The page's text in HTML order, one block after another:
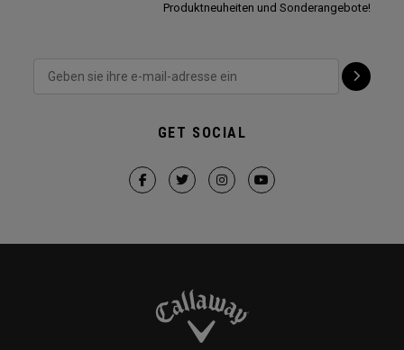
Produktneuheiten und Sonderangebote!
GET SOCIAL